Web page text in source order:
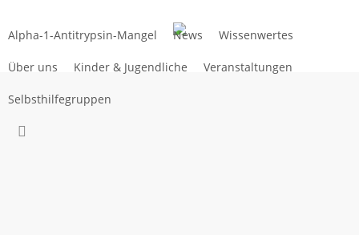
Hauptinhalt
Alpha-1-Antitrypsin-Mangel News Wissenwertes
Über uns Kinder & Jugendliche Veranstaltungen
Selbsthilfegruppen